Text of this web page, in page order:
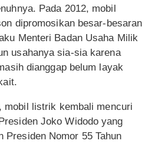
Pada 2012, mobil
dipromosikan besar-besaran
Menteri Badan Usaha Milik
usahanya sia-sia karena
dianggap belum layak
mobil listrik kembali mencuri
Joko Widodo yang
Presiden Nomor 55 Tahun